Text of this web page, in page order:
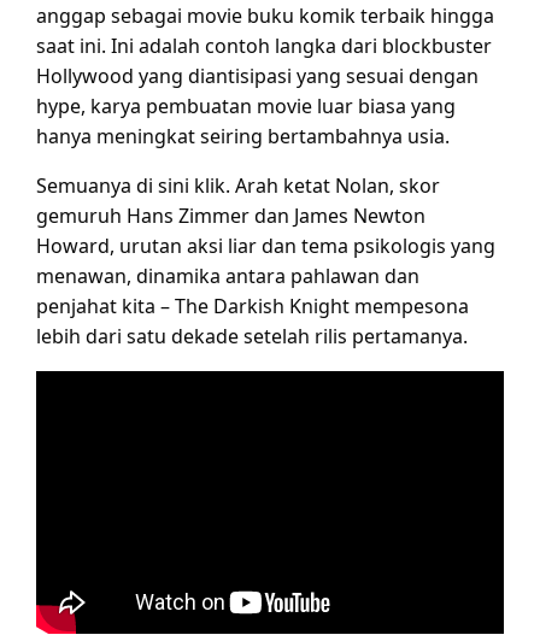
anggap sebagai movie buku komik terbaik hingga
saat ini. Ini adalah contoh langka dari blockbuster
Hollywood yang diantisipasi yang sesuai dengan
hype, karya pembuatan movie luar biasa yang
hanya meningkat seiring bertambahnya usia.
Semuanya di sini klik. Arah ketat Nolan, skor
gemuruh Hans Zimmer dan James Newton
Howard, urutan aksi liar dan tema psikologis yang
menawan, dinamika antara pahlawan dan
penjahat kita – The Darkish Knight mempesona
lebih dari satu dekade setelah rilis pertamanya.